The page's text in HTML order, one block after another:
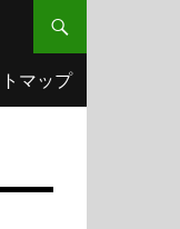
マップ